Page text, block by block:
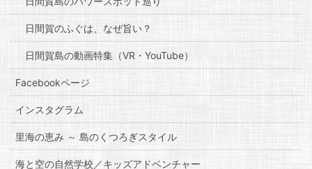
日間賀のふぐは、なぜ旨い？
日間賀島の動画特集（VR・YouTube）
Facebookページ
インスタグラム
里海の恵み ～ 島のくつろぎスタイル
海と空の自然学校／キッズアドベンチャー